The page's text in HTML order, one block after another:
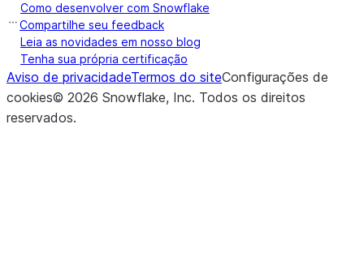
Como desenvolver com Snowflake
Compartilhe seu feedback
Leia as novidades em nosso blog
Tenha sua própria certificação
Aviso de privacidadeTermos do siteConfigurações de
cookies© 2026 Snowflake, Inc. Todos os direitos
reservados.